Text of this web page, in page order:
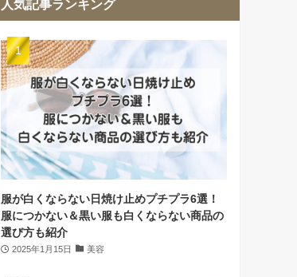
人気記事ランキング
服が白くならない日焼け止めプチプラ6選！
服につかない＆黒い服も白くならない商品の
選び方も紹介
2025年1月15日 美容